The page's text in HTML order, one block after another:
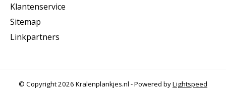
Klantenservice
Sitemap
Linkpartners
© Copyright 2026 Kralenplankjes.nl - Powered byLightspeed